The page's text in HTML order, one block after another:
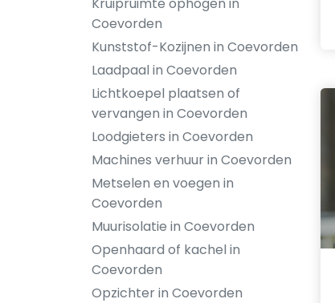
Coevorden
Kunststof-Kozijnen in Coevorden
Laadpaal in Coevorden
Lichtkoepel plaatsen of
vervangen in Coevorden
Loodgieters in Coevorden
Machines verhuur in Coevorden
Metselen en voegen in
Coevorden
Muurisolatie in Coevorden
Openhaard of kachel in
Coevorden
Opzichter in Coevorden